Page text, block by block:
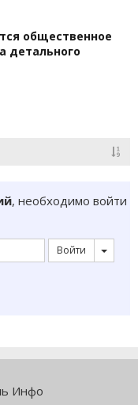
общественное
детального
, необходимо войти
Войти
Инфо